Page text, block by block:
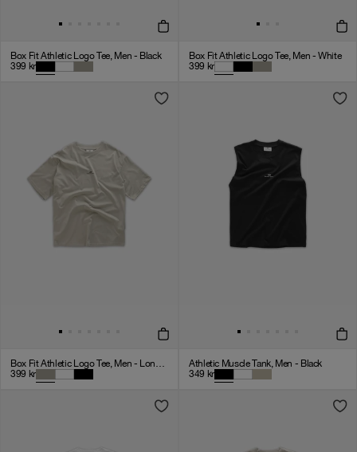
Box Fit Athletic Logo Tee, Men - Black
399 kr
Box Fit Athletic Logo Tee, Men - White
399 kr
Box Fit Athletic Logo Tee, Men - London Fog
399 kr
Athletic Muscle Tank, Men - Black
349 kr